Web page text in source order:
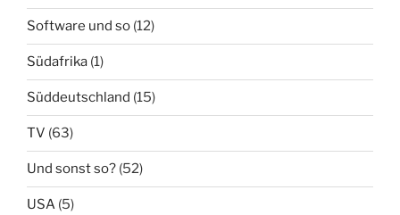
Software und so (12)
Südafrika (1)
Süddeutschland (15)
TV (63)
Und sonst so? (52)
USA (5)